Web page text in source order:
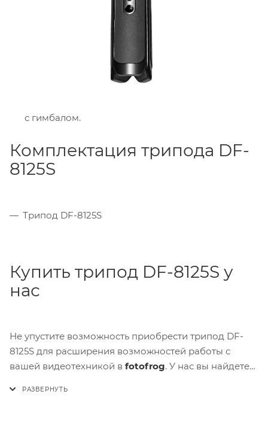
предоставляя место для крепления
дополнительных аксессуаров.
Прочность и легкость: Конструкция выполнена
из алюминиевого сплава, что делает ее
надежной при весе всего в 145 г. Силиконовая
с гимбалом.
Комплектация трипода DF-
8125S
Трипод DF-8125S
Купить трипод DF-8125S у
нас
Не упустите возможность приобрести трипод DF-
8125S для расширения возможностей работы с
вашей видеотехникой в fotofrog. У нас вы найдете